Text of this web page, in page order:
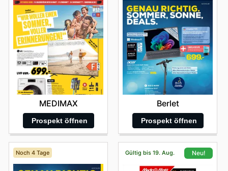
MEDIMAX
Prospekt öffnen
Berlet
Prospekt öffnen
Noch 4 Tage Gültig bis 19. Aug. Neu!